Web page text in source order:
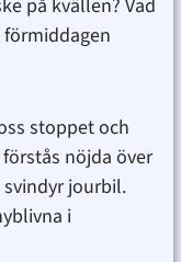
på kvällen? Vad
stoppet och
nöjda över
jourbil.
i